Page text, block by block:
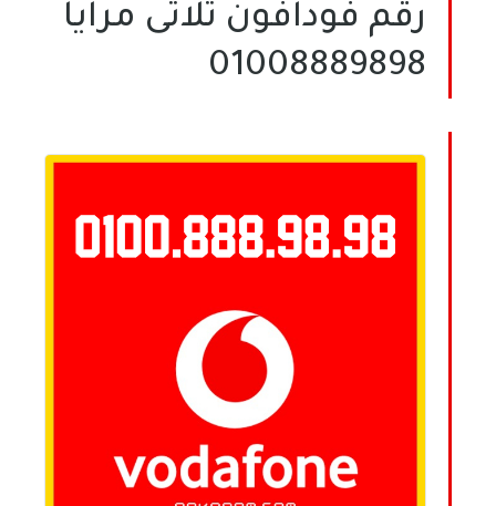
رقم فودافون ثلاثى مرايا
01008889898